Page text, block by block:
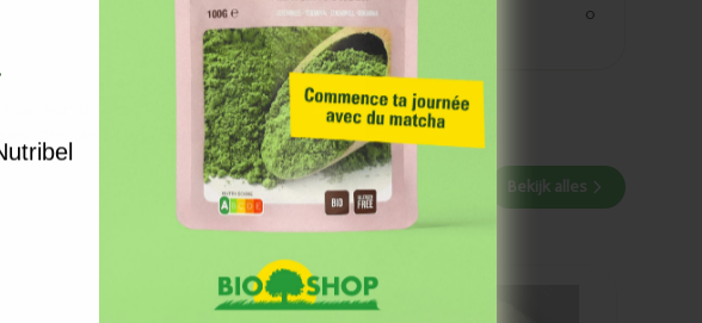
zout 0
Bekijk alles
Ajouté
de son univers ? Grâce à notre
des recettes, des événements et